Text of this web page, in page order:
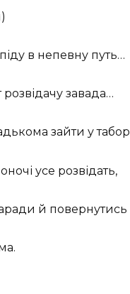
в непевну путь…
розвідачу завада…
зайти у табор
усе розвідать,
й повернутись